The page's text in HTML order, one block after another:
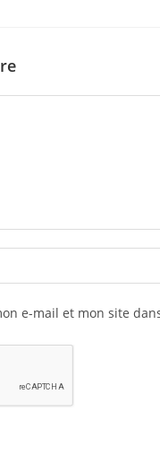
e-mail et mon site